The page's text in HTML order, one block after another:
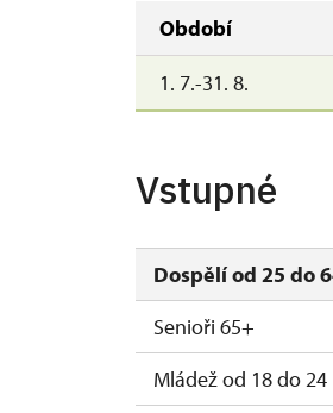
Období
1. 7.-31. 8.
Vstupné
Dospělí od 25 do
Senioři 65+
Mládež od 18 do